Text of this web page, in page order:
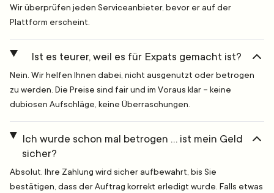
Wir überprüfen jeden Serviceanbieter, bevor er auf der
Plattform erscheint.
Ist es teurer, weil es für Expats gemacht ist?
Nein. Wir helfen Ihnen dabei, nicht ausgenutzt oder betrogen
zu werden. Die Preise sind fair und im Voraus klar – keine
dubiosen Aufschläge, keine Überraschungen.
Ich wurde schon mal betrogen … ist mein Geld
sicher?
Absolut. Ihre Zahlung wird sicher aufbewahrt, bis Sie
bestätigen, dass der Auftrag korrekt erledigt wurde. Falls etwas